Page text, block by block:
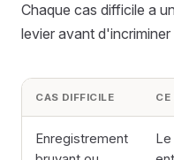
Chaque cas difficile a
levier avant d'incriminer
CAS DIFFICILE CE
Enregistrement